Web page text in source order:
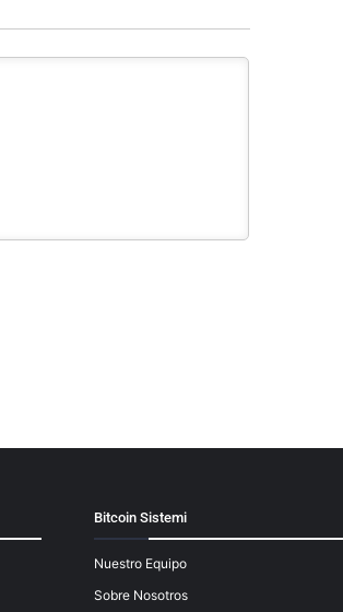
Bitcoin Sistemi
Nuestro Equipo
Sobre Nosotros